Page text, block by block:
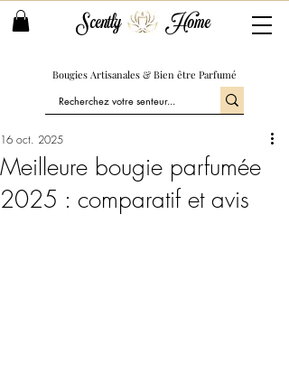
Scently Home
Bougies Artisanales & Bien être Parfumé
Meilleure bougie parfumée
2025 : comparatif et avis
16 oct. 2025